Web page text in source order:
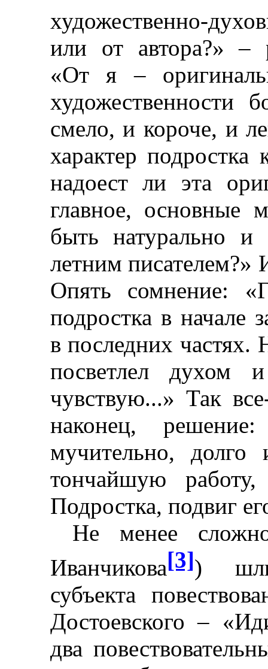
художественно-
или от автора?»–
«От я –
художественности
смело, и короче, и
характер
надоест ли эта
главное, основные
быть натурально
летним писателем?»
Опять сомнение:
подростка в начале
в последних частях.
посветлел духом
чувствую...» Так
наконец,
мучительно, долго
тончайшую
Подростка, подвиг
Не менее
Иванчикова[3]) шли
субъекта
Достоевского– «
два